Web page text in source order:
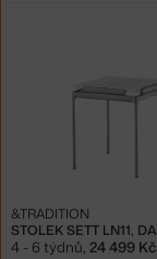
&TRADITION
4 - 6 týdnů, 24 499 Kč